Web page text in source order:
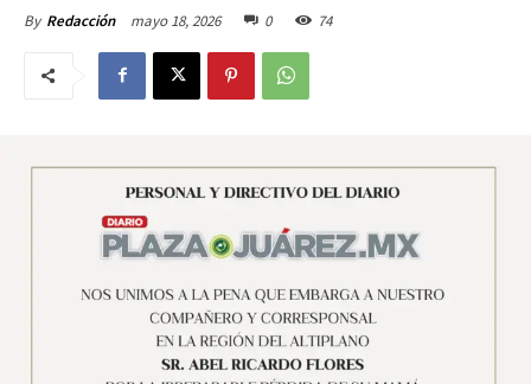
By Redacción mayo 18, 2026 0 74